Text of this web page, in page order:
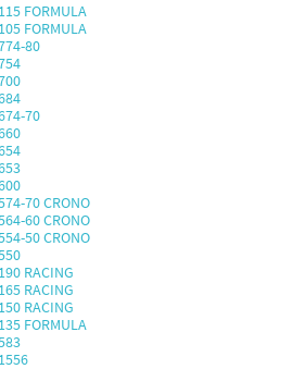
FORMULA
FORMULA
80
70
70 CRONO
60 CRONO
50 CRONO
RACING
RACING
RACING
FORMULA